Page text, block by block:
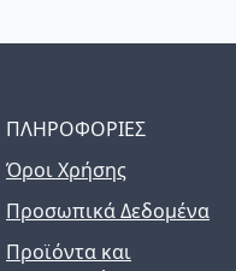
ΠΛΗΡΟΦΟΡΙΕΣ
Όροι Χρήσης
Προσωπικά Δεδομένα
Προϊόντα και